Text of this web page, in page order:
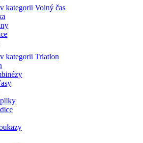
kategorii Triatlon
Ženy
kategorii Cyklistika